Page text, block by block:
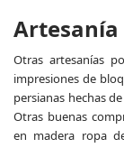
Artesanía
Otras artesanías
impresiones de
persianas hechas
Otras buenas
en madera ropa